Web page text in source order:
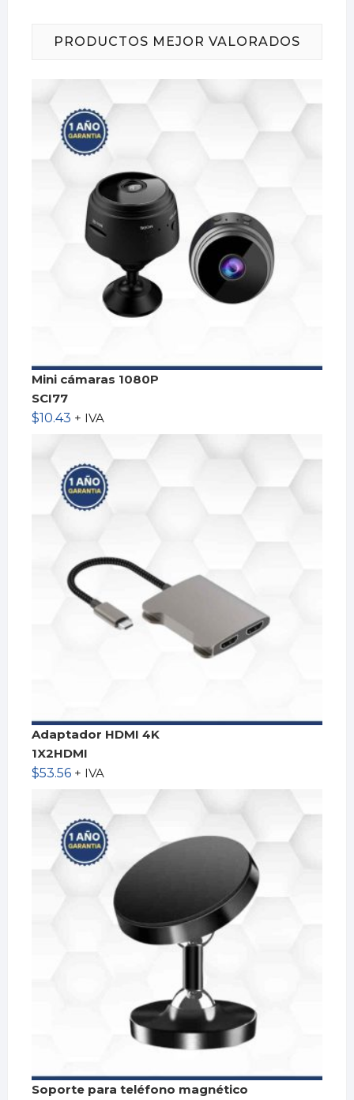
PRODUCTOS MEJOR VALORADOS
Mini cámaras 1080P
SCI77
$10.43 + IVA
Adaptador HDMI 4K
1X2HDMI
$53.56 + IVA
Soporte para teléfono magnético